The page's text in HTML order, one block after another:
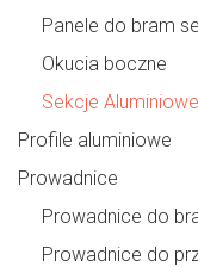
Panele do bram
Okucia boczne
Sekcje Aluminiowe
Profile aluminiowe
Prowadnice
Prowadnice do
Prowadnice do